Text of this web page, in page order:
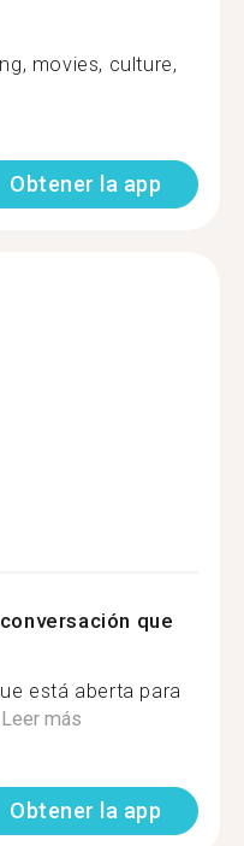
movies, culture,
Obtener la app
que
está aberta para
Leer más
Obtener la app